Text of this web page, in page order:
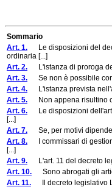
Sommario
Art. 1. Le disposizioni del
ordinaria [...]
Art. 2. L'istanza di proroga
Art. 3. Se non è possibile
Art. 4. L'istanza prevista
Art. 5. Non appena risultino
Art. 6. Le disposizioni dell'art.
[...]
Art. 7. Se, per motivi
Art. 8. I commissari di
[...]
Art. 9. L'art. 11 del decreto
Art. 10. Sono abrogati gli
Art. 11. Il decreto legislativo